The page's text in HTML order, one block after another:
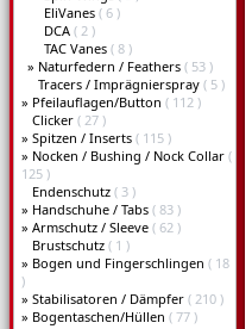
EliVanes ( 6 )
DCA ( 2 )
TAC Vanes ( 8 )
» Naturfedern / Feathers ( 53 )
Tracers / Imprägnierspray ( 5 )
» Pfeilauflagen/Button ( 112 )
Clicker ( 27 )
» Spitzen / Inserts ( 115 )
» Nocken / Bushing / Nock Collar (
125 )
Endenschutz ( 3 )
» Handschuhe / Tabs ( 83 )
» Armschutz / Sleeve ( 62 )
Brustschutz ( 1 )
» Bogen und Fingerschlingen ( 18
)
» Stabilisatoren / Dämpfer ( 210 )
» Bogentaschen/Hüllen ( 77 )